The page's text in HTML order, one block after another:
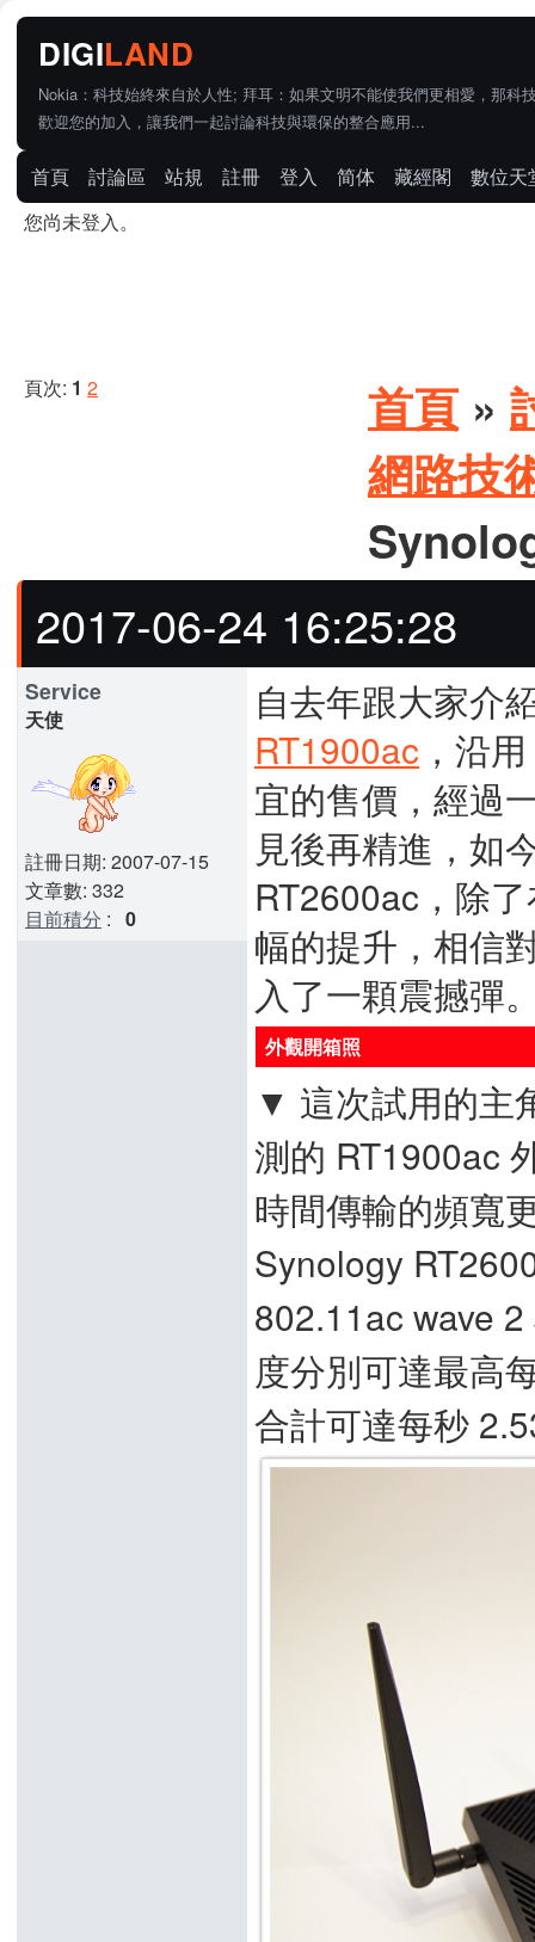
Nokia：科技始終來自於人性; 拜耳：如果文明不能使我們更相愛，那科
歡迎您的加入，讓我們一起討論科技與環保的整合應用...
首頁 討論區 站規 註冊 登入 简体 藏經閣
數位天
您尚未登入。
頁次: 1 2 首頁 »
網路技
2017-06-24 16:25:28
Service
天使
註冊日期: 2007-07-15
文章數: 332
目前積分 : 0
自去年跟大家介
RT1900ac ，沿
宜的售價，經過
見後再精進，如
RT2600ac，除
幅的提升，相信
入了一顆震撼彈
外觀開箱照
▼ 這次試用的主
測的 RT1900ac
時間傳輸的頻寬
Synology
802.11ac wave
度分別可達最高
合計可達每秒